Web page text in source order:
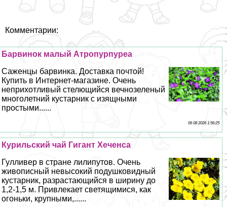
Комментарии:
Барвинок малый Атропурпуреа
Саженцы барвинка. Доставка почтой!
Купить в Интернет-магазине. Очень
неприхотливый стелющийся вечнозеленый
многолетний кустарник с изящными
простыми......
06 08 2026 1:56:25
Курильский чай Гигант Хеченса
Гулливер в стране лилипутов. Очень
живописный невысокий подушковидный
кустарник, разрастающийся в ширину до
1,2-1,5 м. Привлекает светящимися, как
огоньки, крупными,......